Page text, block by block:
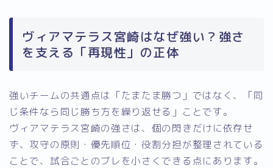
ヴィアマテラス宮崎はなぜ強い？強さ
を支える「再現性」の正体
強いチームの共通点は「たまたま勝つ」ではなく、「同
じ条件なら同じ勝ち方を繰り返せる」ことです。
ヴィアマテラス宮崎の強さは、個の閃きだけに依存せ
ず、攻守の原則・優先順位・役割分担が整理されている
ことで、試合ごとのブレを小さくできる点にあります。